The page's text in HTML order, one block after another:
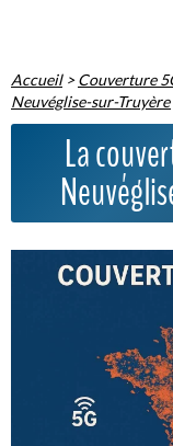
Accueil>Couverture
Neuvéglise-sur-Truyère
La